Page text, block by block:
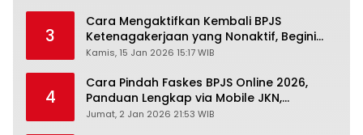
3
Cara Mengaktifkan Kembali BPJS
Ketenagakerjaan yang Nonaktif, Begini
Panduan Lengkapnya
Kamis, 15 Jan 2026 15:17 WIB
4
Cara Pindah Faskes BPJS Online 2026,
Panduan Lengkap via Mobile JKN,
PANDAWA & Offiline Kantor Cabang
Jumat, 2 Jan 2026 21:53 WIB